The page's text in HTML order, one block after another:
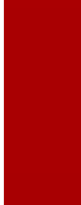
Tarafsız, dinamik ve
bir yelpazede
neler olup bittiğini